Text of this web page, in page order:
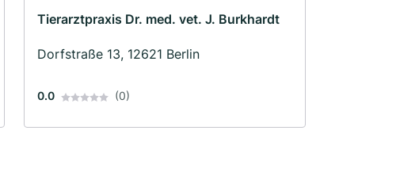
Tierarztpraxis Dr. med. vet. J. Burkhardt
Dorfstraße 13, 12621 Berlin
0.0 (0)